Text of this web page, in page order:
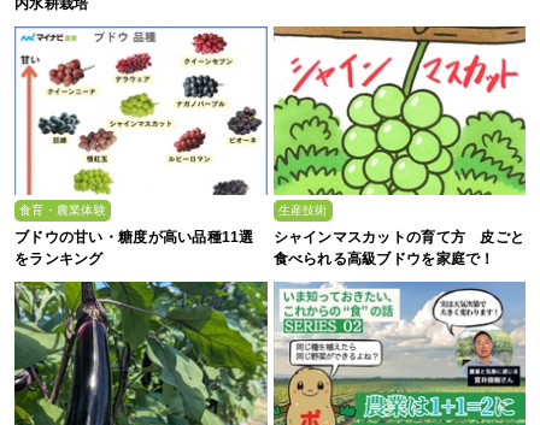
内水耕栽培
食育・農業体験
ブドウの甘い・糖度が高い品種11選
をランキング
生産技術
シャインマスカットの育て方 皮ごと
食べられる高級ブドウを家庭で！